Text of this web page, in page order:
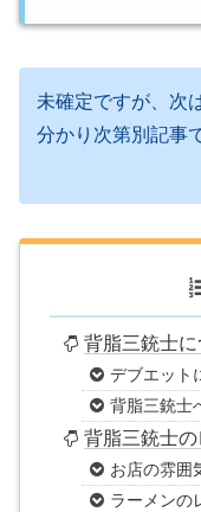
未確定ですが、次
分かり次第別記事
背脂三銃士
デブエット
背脂三銃士
背脂三銃士
お店の雰囲
ラーメンの